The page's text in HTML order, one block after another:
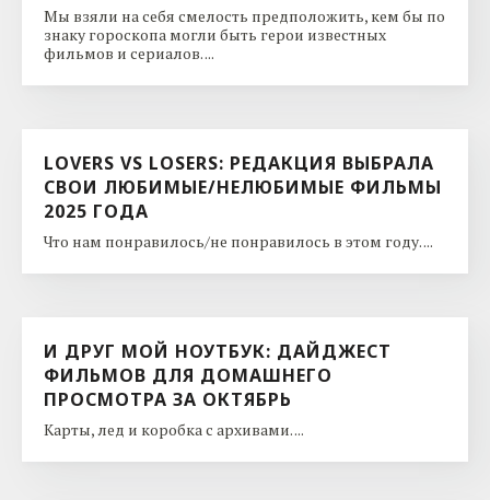
Мы взяли на себя смелость предположить, кем бы по
знаку гороскопа могли быть герои известных
фильмов и сериалов. ...
LOVERS VS LOSERS: РЕДАКЦИЯ ВЫБРАЛА
СВОИ ЛЮБИМЫЕ/НЕЛЮБИМЫЕ ФИЛЬМЫ
2025 ГОДА
Что нам понравилось/не понравилось в этом году. ...
И ДРУГ МОЙ НОУТБУК: ДАЙДЖЕСТ
ФИЛЬМОВ ДЛЯ ДОМАШНЕГО
ПРОСМОТРА ЗА ОКТЯБРЬ
Карты, лед и коробка с архивами. ...